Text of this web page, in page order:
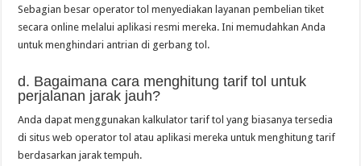
Sebagian besar operator tol menyediakan layanan pembelian tiket
secara online melalui aplikasi resmi mereka. Ini memudahkan Anda
untuk menghindari antrian di gerbang tol.
d. Bagaimana cara menghitung tarif tol untuk
perjalanan jarak jauh?
Anda dapat menggunakan kalkulator tarif tol yang biasanya tersedia
di situs web operator tol atau aplikasi mereka untuk menghitung tarif
berdasarkan jarak tempuh.